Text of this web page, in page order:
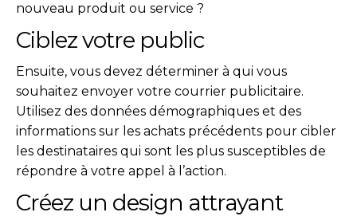
nouveau produit ou service ?
Ciblez votre public
Ensuite, vous devez déterminer à qui vous
souhaitez envoyer votre courrier publicitaire.
Utilisez des données démographiques et des
informations sur les achats précédents pour cibler
les destinataires qui sont les plus susceptibles de
répondre à votre appel à l’action.
Créez un design attrayant